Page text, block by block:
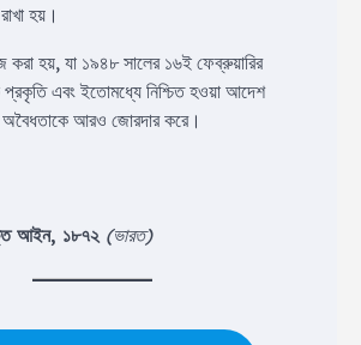
হয়।
করা হয়, যা ১৯৪৮ সালের ১৬ই ফেব্রুয়ারির
এবং ইতোমধ্যে নিশ্চিত হওয়া আদেশ
অবৈধতাকে আরও জোরদার করে।
আইন, ১৮৭২ (ভারত)